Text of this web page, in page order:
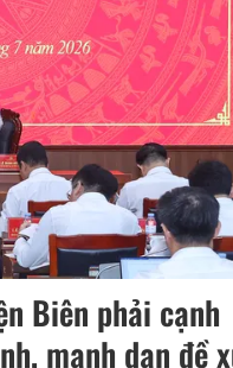
Biên phải cạnh
mạnh dạn đề